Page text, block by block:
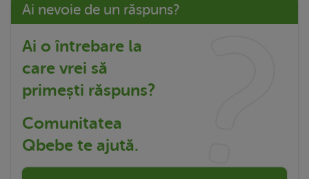
Ai nevoie de un răspuns?
Ai o întrebare la
care vrei să
primești răspuns?
Comunitatea
Qbebe te ajută.